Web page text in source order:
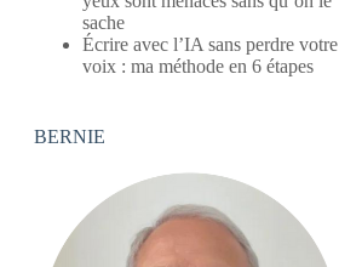
sache
Écrire avec l’IA sans perdre votre
voix : ma méthode en 6 étapes
BERNIE